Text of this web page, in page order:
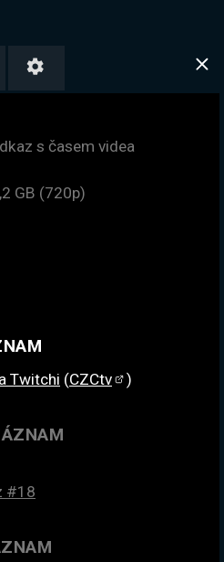
s časem videa
GB (720p)
Twitchi (CZCtv )
#18